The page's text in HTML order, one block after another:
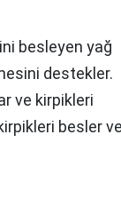
besleyen yağ
destekler.
ve kirpikleri
besler ve